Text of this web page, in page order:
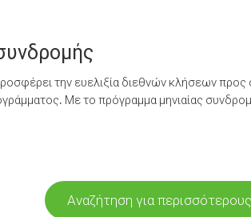
την ευελιξία διεθνών κλήσεων προς
Με το πρόγραμμα μηνιαίας
Αναζήτηση για